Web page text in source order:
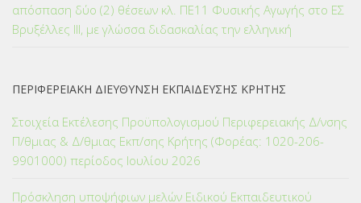
απόσπαση δύο (2) θέσεων κλ. ΠΕ11 Φυσικής Αγωγής στο ΕΣ
Βρυξέλλες ΙΙΙ, με γλώσσα διδασκαλίας την ελληνική
ΠΕΡΙΦΕΡΕΙΑΚΗ ΔΙΕΥΘΥΝΣΗ ΕΚΠΑΙΔΕΥΣΗΣ ΚΡΗΤΗΣ
Στοιχεία Εκτέλεσης Προϋπολογισμού Περιφερειακής Δ/νσης
Π/θμιας & Δ/θμιας Εκπ/σης Κρήτης (Φορέας: 1020-206-
9901000) περίοδος Ιουλίου 2026
Πρόσκληση υποψήφιων μελών Ειδικού Εκπαιδευτικού